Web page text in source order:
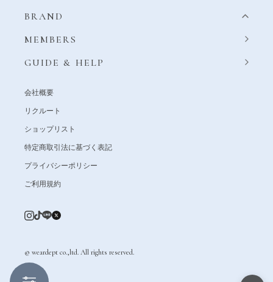
BRAND
MEMBERS
GUIDE & HELP
会社概要
リクルート
ショップリスト
特定商取引法に基づく表記
プライバシーポリシー
ご利用規約
© weardept co.,ltd. All rights reserved.